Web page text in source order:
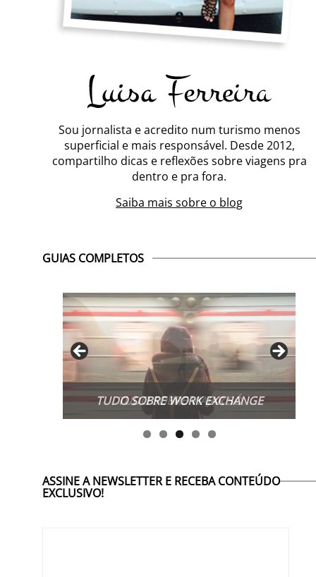
Sou jornalista e acredito num turismo menos
superficial e mais responsável. Desde 2012,
compartilho dicas e reflexões sobre viagens pra
dentro e pra fora.
Saiba mais sobre o blog
GUIAS COMPLETOS
TUDO SOBRE WORK EXCHANGE
ASSINE A NEWSLETTER E RECEBA CONTEÚDO
EXCLUSIVO!